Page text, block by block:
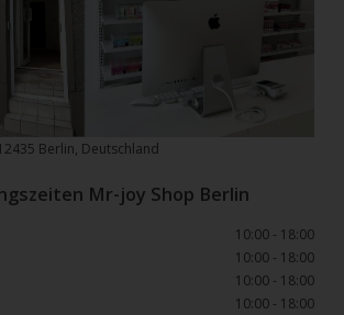
Berlin, Deutschland
Mr-joy Shop Berlin
10:00 - 18:00
10:00 - 18:00
10:00 - 18:00
10:00 - 18:00